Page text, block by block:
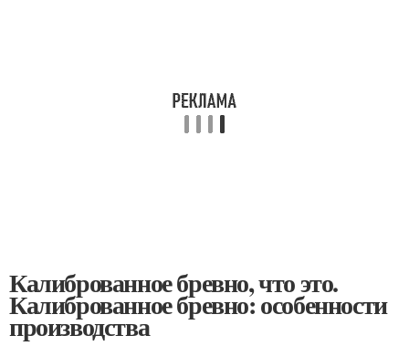
Калиброванное бревно, что это.
Калиброванное бревно: особенности
производства